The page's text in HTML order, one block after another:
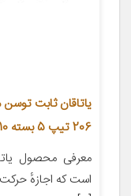
206 تیپ 5 بسته 10 عددی
است که اجازهٔ